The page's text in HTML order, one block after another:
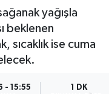
yağışla
beklenen
sıcaklık ise cuma
- 15:55 1 DK